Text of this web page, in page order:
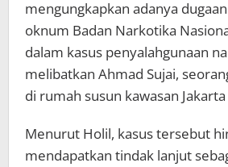
mengungkapkan adanya
oknum Badan Narkotika
dalam kasus penyalahgunaan
melibatkan Ahmad Sujai,
di rumah susun kawasan
Menurut Holil, kasus tersebut
mendapatkan tindak lanjut